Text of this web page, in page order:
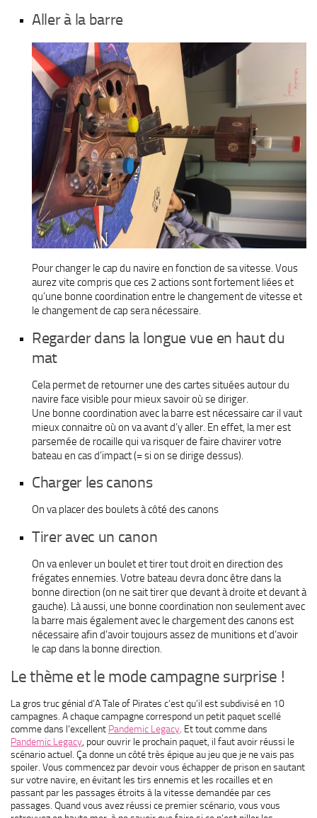
Aller à la barre
Pour changer le cap du navire en fonction de sa vitesse. Vous
aurez vite compris que ces 2 actions sont fortement liées et
qu’une bonne coordination entre le changement de vitesse et
le changement de cap sera nécessaire.
Regarder dans la longue vue en haut du
mat
Cela permet de retourner une des cartes situées autour du
navire face visible pour mieux savoir où se diriger.
Une bonne coordination avec la barre est nécessaire car il vaut
mieux connaitre où on va avant d’y aller. En effet, la mer est
parsemée de rocaille qui va risquer de faire chavirer votre
bateau en cas d’impact (= si on se dirige dessus).
Charger les canons
On va placer des boulets à côté des canons
Tirer avec un canon
On va enlever un boulet et tirer tout droit en direction des
frégates ennemies. Votre bateau devra donc être dans la
bonne direction (on ne sait tirer que devant à droite et devant à
gauche). Là aussi, une bonne coordination non seulement avec
la barre mais également avec le chargement des canons est
nécessaire afin d’avoir toujours assez de munitions et d’avoir
le cap dans la bonne direction.
Le thème et le mode campagne surprise !
La gros truc génial d’A Tale of Pirates c’est qu’il est subdivisé en 10
campagnes. A chaque campagne correspond un petit paquet scellé
comme dans l’excellent Pandemic Legacy . Et tout comme dans
Pandemic Legacy , pour ouvrir le prochain paquet, il faut avoir réussi le
scénario actuel. Ça donne un côté très épique au jeu que je ne vais pas
spoiler. Vous commencez par devoir vous échapper de prison en sautant
sur votre navire, en évitant les tirs ennemis et les rocailles et en
passant par les passages étroits à la vitesse demandée par ces
passages. Quand vous avez réussi ce premier scénario, vous vous